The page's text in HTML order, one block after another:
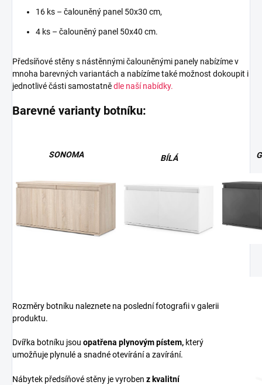
16 ks – čalouněný panel 50x30 cm,
4 ks – čalouněný panel 50x40 cm.
Předsíňové stěny s nástěnnými čalouněnými panely nabízíme v
mnoha barevných variantách a nabízíme také možnost dokoupit i
jednotlivé části samostatnědle naší nabídky.
Barevné varianty botníku:
SONOMA BÍLÁ
Rozměry botníku naleznete na poslední fotografii v galerii
produktu.
Dvířka botníku jsou opatřena plynovým pístem, který
umožňuje plynulé a snadné otevírání a zavírání.
Nábytek předsíňové stěny je vyroben z kvalitní